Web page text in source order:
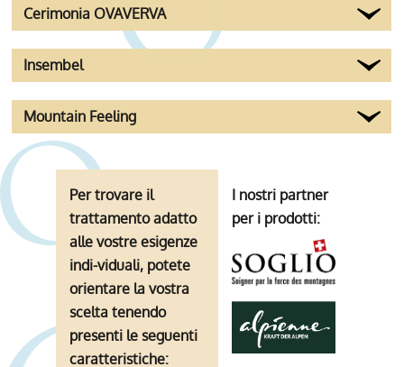
Cerimonia OVAVERVA
Insembel
Mountain Feeling
Per trovare il
trattamento adatto
alle vostre esigenze
indi-viduali, potete
orientare la vostra
scelta tenendo
presenti le seguenti
caratteristiche:
I nostri partner
per i prodotti: